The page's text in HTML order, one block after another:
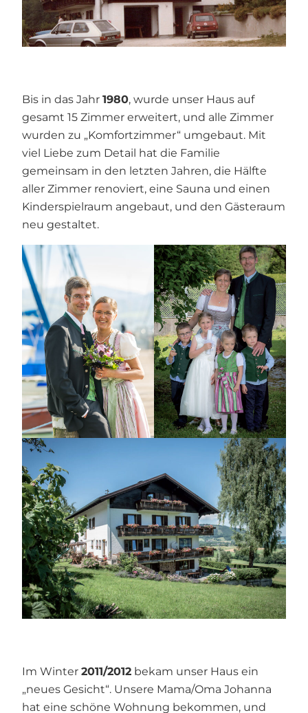
Bis in das Jahr 1980, wurde unser Haus auf
gesamt 15 Zimmer erweitert, und alle Zimmer
wurden zu „Komfortzimmer“ umgebaut. Mit
viel Liebe zum Detail hat die Familie
gemeinsam in den letzten Jahren, die Hälfte
aller Zimmer renoviert, eine Sauna und einen
Kinderspielraum angebaut, und den Gästeraum
neu gestaltet.
Im Winter 2011/2012 bekam unser Haus ein
„neues Gesicht“. Unsere Mama/Oma Johanna
hat eine schöne Wohnung bekommen, und